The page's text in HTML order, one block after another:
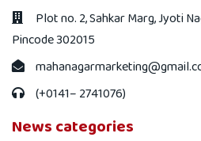
Plot no. 2, Sahkar Marg, Jyoti
Pincode 302015
(+0141– 2741076)
News categories